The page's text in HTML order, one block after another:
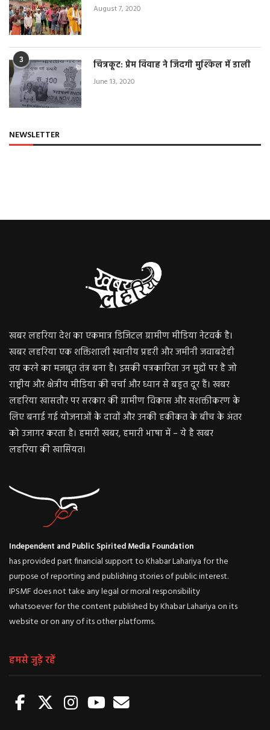
August 7, 2020
3 चित्रकूट: प्रेम विवाह ने जिंदगी मुश्किल में डाली
June 13, 2020
NEWSLETTER
खबर लहरिया देश का एकमात्र डिजिटल ग्रामीण मीडिया नेटवर्क है।
खबर लहरिया एक शक्तिशाली स्थानीय प्रहरी और जमीनी जवाबदेही
तय करने का मजबूत तंत्र बना है। इसकी पत्रकारिता उन मुद्दों पर है जो
राष्ट्रीय और क्षेत्रीय मीडिया की चर्चा और ध्यान से बहुत दूर हैं। खबर
लहरिया खासतौर पर सरकार की ग्रामीण विकास और सशक्तीकरण के
लिए बनाई गई योजनाओं के दावों और उनकी हकीकत के बीच के अंतर
को उजागर करता है। हमारी खबर, हमारी भाषा में – ये है खबर
लहरिया की खासियत।
Independent and Public Spirited Media Foundation
has provided part financial support to Khabar Lahariya for the
purpose of reporting and publishing stories of public interest.
IPSMF does not take any legal or moral responsibility
whatsoever for the content published by Khabar Lahariya on its
website or on any of its other platforms.
हमसे जुड़े रहें